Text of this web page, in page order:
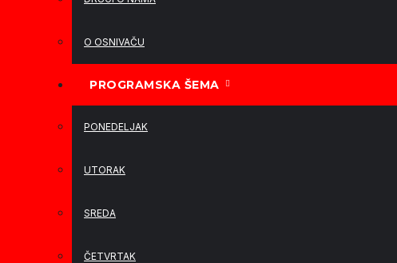
O OSNIVAČU
PROGRAMSKA ŠEMA
PONEDELJAK
UTORAK
SREDA
ČETVRTAK